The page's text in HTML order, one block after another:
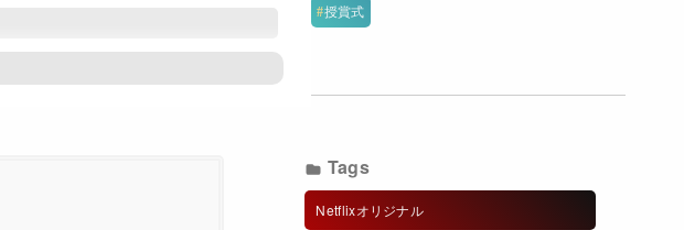
授賞式
Tags
Netflixオリジナル